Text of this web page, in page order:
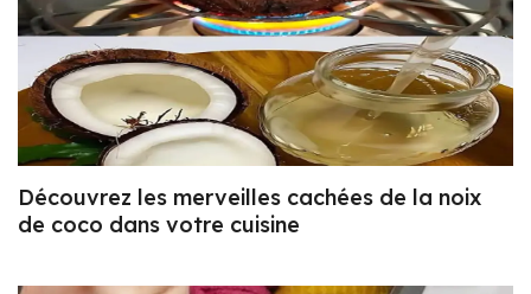
Découvrez les merveilles cachées de la noix
de coco dans votre cuisine